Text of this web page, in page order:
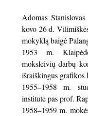
Adomas
kovo 26 d.
mokyklą baigė
1953 m.
moksleivių darbų
išraiškingus grafikos
1955–1958 m.
institute pas prof.
1958–1959 m.